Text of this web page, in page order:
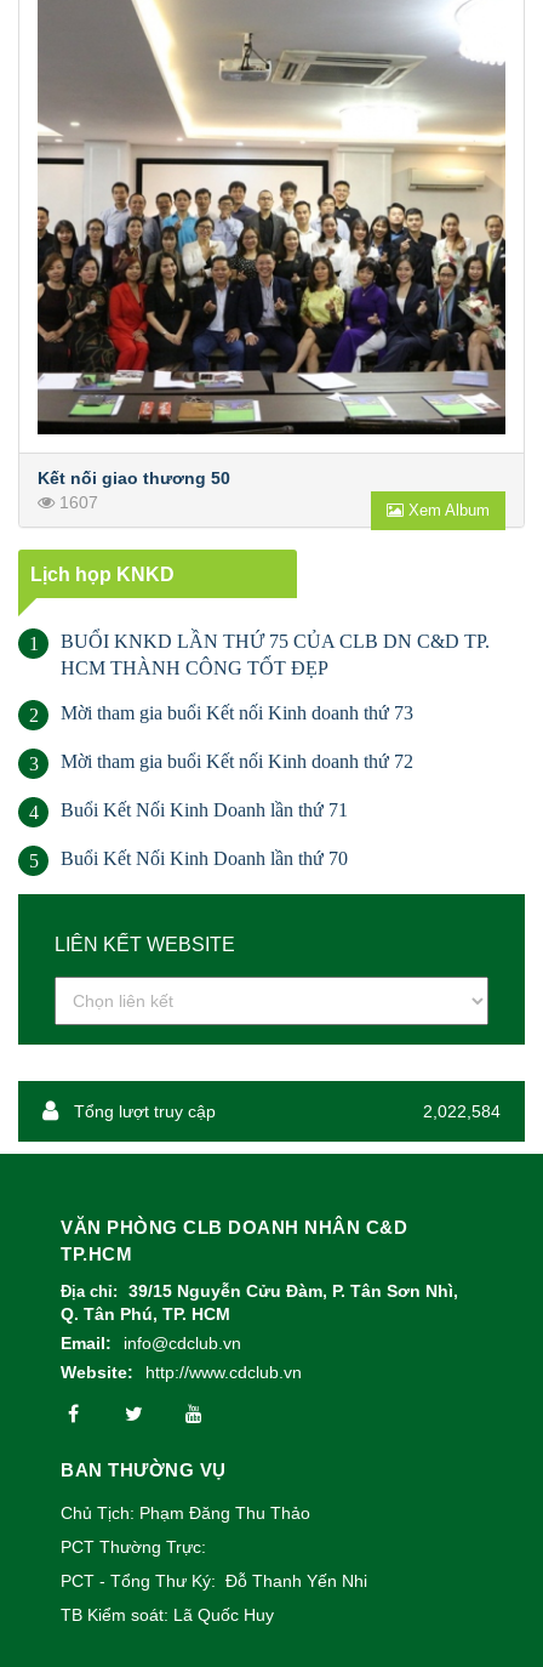
Kết nối giao thương 50
1607
Xem Album
Lịch họp KNKD
1
BUỔI KNKD LẦN THỨ 75 CỦA CLB DN C&D TP.
HCM THÀNH CÔNG TỐT ĐẸP
2 Mời tham gia buổi Kết nối Kinh doanh thứ 73
3 Mời tham gia buổi Kết nối Kinh doanh thứ 72
4 Buổi Kết Nối Kinh Doanh lần thứ 71
5 Buổi Kết Nối Kinh Doanh lần thứ 70
LIÊN KẾT WEBSITE
Tổng lượt truy cập 2,022,584
VĂN PHÒNG CLB DOANH NHÂN C&D
TP.HCM
Địa chỉ:
39/15 Nguyễn Cửu Đàm, P. Tân Sơn Nhì,
Q. Tân Phú, TP. HCM
Email:
info@cdclub.vn
Website:
http://www.cdclub.vn
BAN THƯỜNG VỤ
Chủ Tịch: Phạm Đăng Thu Thảo
PCT Thường Trực:
PCT - Tổng Thư Ký: Đỗ Thanh Yến Nhi
TB Kiểm soát: Lã Quốc Huy